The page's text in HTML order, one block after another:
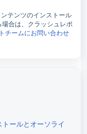
テンツのインストール
合は、クラッシュレポ
チームにお問い合わせ
ールとオーソライ